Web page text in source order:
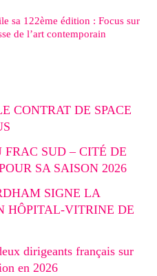
sa 122ème édition : Focus sur
de l’art contemporain
CONTRAT DE SPACE
SUD – CITÉ DE
SA SAISON 2026
SIGNE LA
HÔPITAL-VITRINE DE
dirigeants français sur
en 2026